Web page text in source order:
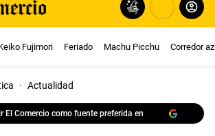
Fujimori Feriado Machu Picchu Corredor
· Actualidad
El Comercio como fuente preferida en